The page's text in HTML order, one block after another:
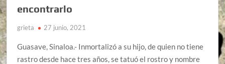
encontrarlo
grieta 27 junio, 2021
Guasave, Sinaloa.- Inmortalizó a su hijo, de quien no tiene
rastro desde hace tres años, se tatuó el rostro y nombre